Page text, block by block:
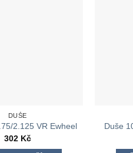
DUŠE
2.125 VR Ewheel
302 Kč
Duše